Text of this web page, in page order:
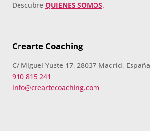
Descubre QUIENES SOMOS.
Crearte Coaching
C/ Miguel Yuste 17, 28037 Madrid, España
910 815 241
info@creartecoaching.com